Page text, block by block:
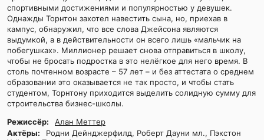
спортивными достижениями и популярностью у девушек.
Однажды Торнтон захотел навестить сына, но, приехав в
кампус, обнаружил, что все слова Джейсона являются
выдумкой, а в действительности он всего лишь «мальчик на
побегушках». Миллионер решает снова отправиться в школу,
чтобы не бросать подростка в это нелёгкое для него время. В
столь почтенном возрасте – 57 лет – и без аттестата о среднем
образовании это оказывается не так просто, и чтобы стать
студентом, Торнтону приходится выделить солидную сумму для
строительства бизнес-школы.
Режиссёр:
Алан Меттер
Актёры:
Родни Дейнджерфилд, Роберт Дауни мл., Пэкстон